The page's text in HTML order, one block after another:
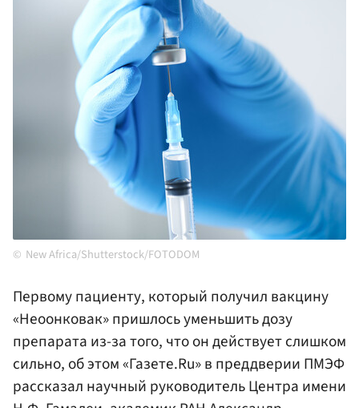
New Africa/Shutterstock/FOTODOM
Первому пациенту, который получил вакцину
«Неоонковак» пришлось уменьшить дозу
препарата из-за того, что он действует слишком
сильно, об этом «Газете.Ru» в преддверии ПМЭФ
рассказал научный руководитель Центра имени